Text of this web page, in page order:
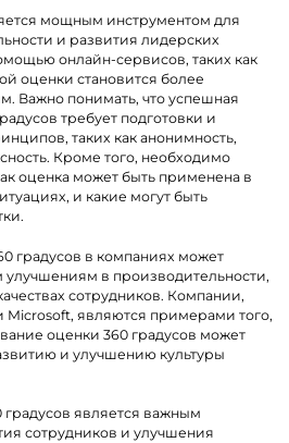
мощным инструментом для
и развития лидерских
онлайн-сервисов, таких как
оценки становится более
Важно понимать, что успешная
требует подготовки и
таких как анонимность,
Кроме того, необходимо
оценка может быть применена в
и какие могут быть
градусов в компаниях может
улучшениям в производительности,
сотрудников. Компании,
Microsoft, являются примерами того,
оценки 360 градусов может
и улучшению культуры
является важным
сотрудников и улучшения